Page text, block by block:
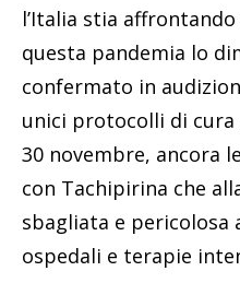
l’Italia stia
questa pandemia lo
confermato in
unici protocolli di
30 novembre, ancora
con Tachipirina che
sbagliata e pericolosa
ospedali e terapie